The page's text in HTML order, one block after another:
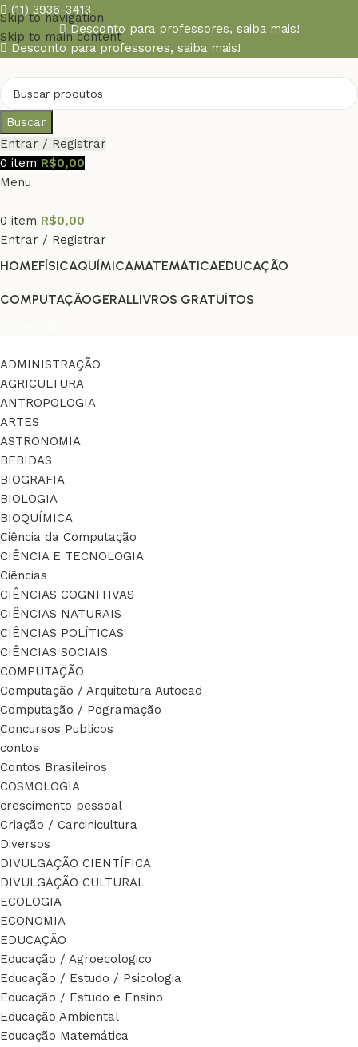
Skip to navigation
Skip to main content
(11) 3936-3413
Desconto para professores, saiba mais!
Desconto para professores, saiba mais!
Buscar
Entrar / Registrar
0 item R$0,00
Menu
0 item R$0,00
Entrar / Registrar
HOMEFÍSICAQUÍMICAMATEMÁTICAEDUCAÇÃO
COMPUTAÇÃOGERALLIVROS GRATUÍTOS
ADMINISTRAÇÃO
AGRICULTURA
ANTROPOLOGIA
ARTES
ASTRONOMIA
BEBIDAS
BIOGRAFIA
BIOLOGIA
BIOQUÍMICA
Ciência da Computação
CIÊNCIA E TECNOLOGIA
Ciências
CIÊNCIAS COGNITIVAS
CIÊNCIAS NATURAIS
CIÊNCIAS POLÍTICAS
CIÊNCIAS SOCIAIS
COMPUTAÇÃO
Computação / Arquitetura Autocad
Computação / Pogramação
Concursos Publicos
contos
Contos Brasileiros
COSMOLOGIA
crescimento pessoal
Criação / Carcinicultura
Diversos
DIVULGAÇÃO CIENTÍFICA
DIVULGAÇÃO CULTURAL
ECOLOGIA
ECONOMIA
EDUCAÇÃO
Educação / Agroecologico
Educação / Estudo / Psicologia
Educação / Estudo e Ensino
Educação Ambiental
Educação Matemática